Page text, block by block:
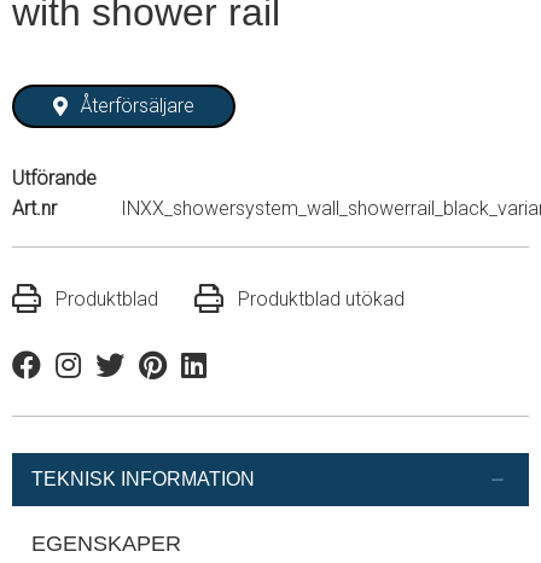
with shower rail
Återförsäljare
Utförande
Art.nr
Produktblad Produktblad utökad
FacebookInstagram
TwitterPinterestLinkedin
TEKNISK INFORMATION
EGENSKAPER